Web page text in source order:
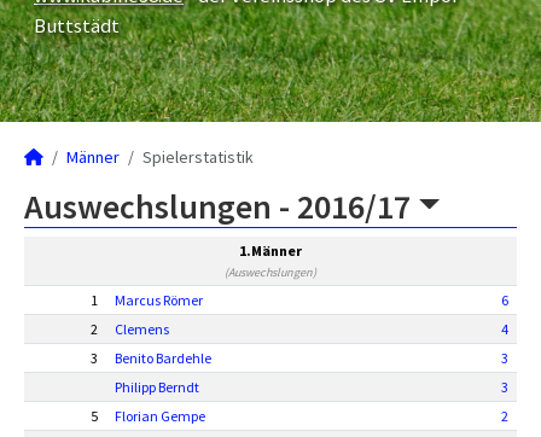
Buttstädt
Männer Spielerstatistik
Auswechslungen - 2016/17
1.Männer
(Auswechslungen)
1 Marcus Römer
6
2
Clemens
4
3
Benito Bardehle
3
Philipp Berndt
3
5
Florian Gempe
2